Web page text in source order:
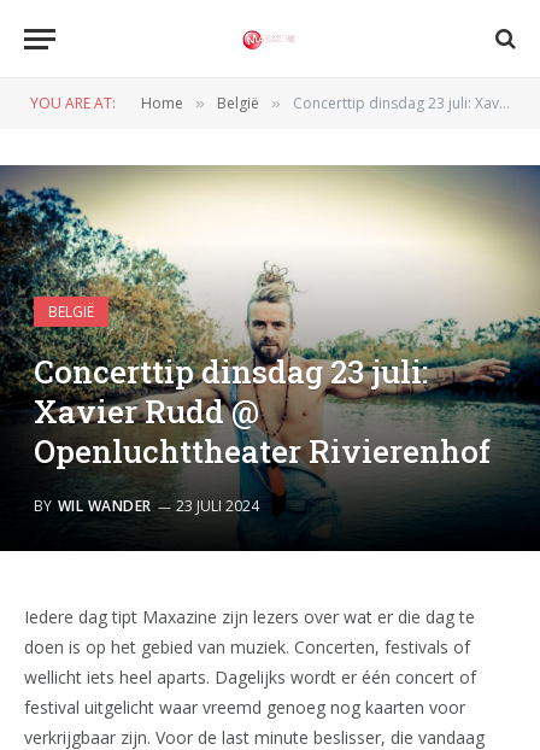
YOU ARE AT: Home » België » Concerttip dinsdag 23 juli: Xavier Rudd @ Openluchttheater Rivierenhof
BELGIË
Concerttip dinsdag 23 juli:
Xavier Rudd @
Openluchttheater Rivierenhof
BY WIL WANDER 23 JULI 2024
Iedere dag tipt Maxazine zijn lezers over wat er die dag te
doen is op het gebied van muziek. Concerten, festivals of
wellicht iets heel aparts. Dagelijks wordt er één concert of
festival uitgelicht waar vreemd genoeg nog kaarten voor
verkrijgbaar zijn. Voor de last minute beslisser, die vandaag